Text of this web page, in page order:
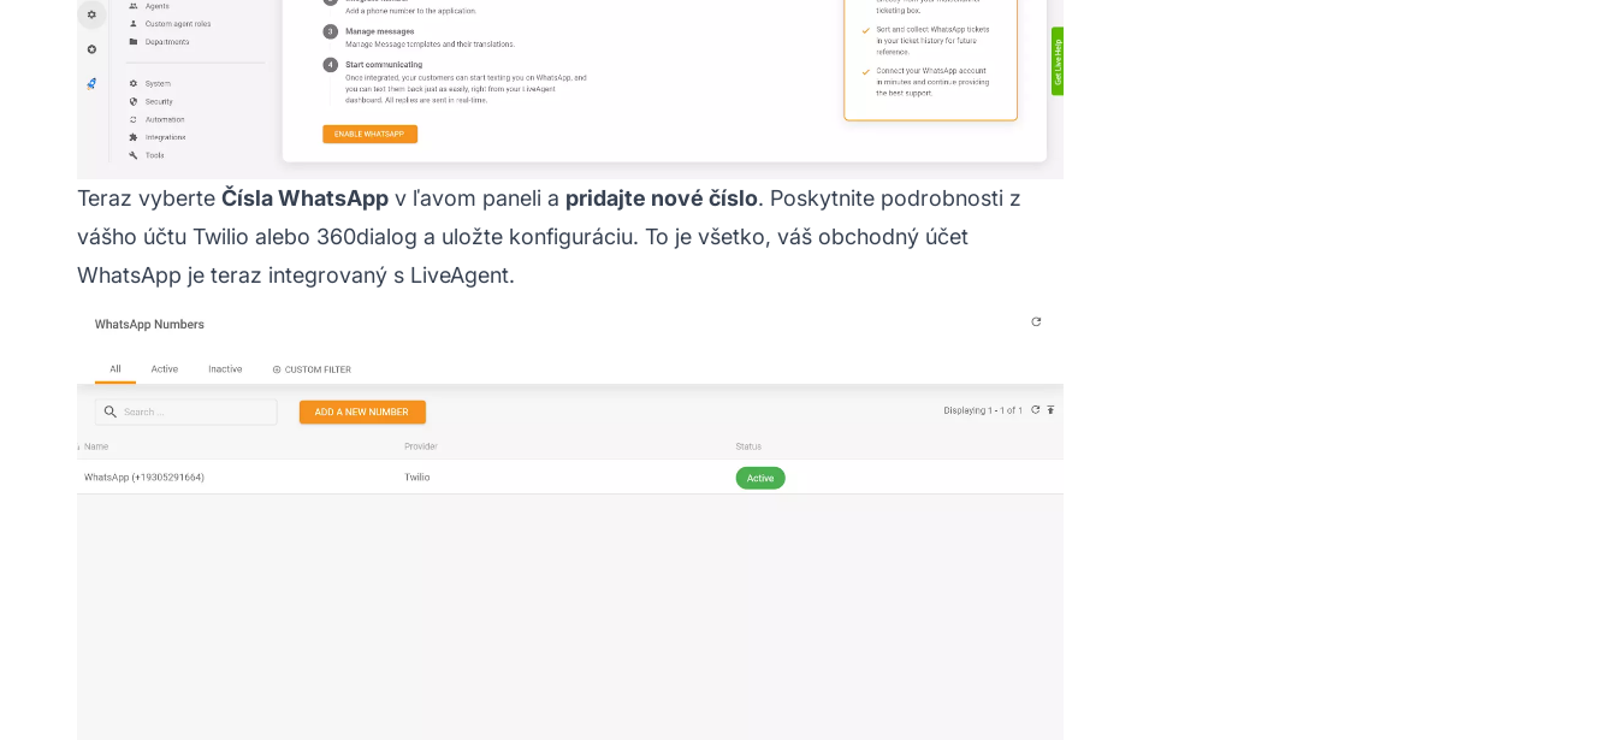
Teraz vyberte Čísla WhatsApp v ľavom paneli a pridajte nové číslo. Poskytnite podrobnosti z
vášho účtu Twilio alebo 360dialog a uložte konfiguráciu. To je všetko, váš obchodný účet
WhatsApp je teraz integrovaný s LiveAgent.